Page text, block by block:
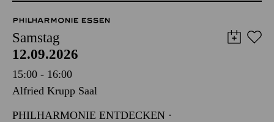
PHILHARMONIE ESSEN
Samstag
12.09.2026
15:00 - 16:00
Alfried Krupp Saal
PHILHARMONIE ENTDECKEN ·